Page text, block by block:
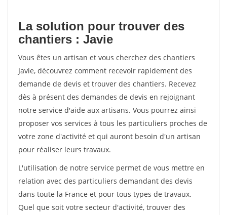
La solution pour trouver des
chantiers : Javie
Vous êtes un artisan et vous cherchez des chantiers
Javie, découvrez comment recevoir rapidement des
demande de devis et trouver des chantiers. Recevez
dès à présent des demandes de devis en rejoignant
notre service d'aide aux artisans. Vous pourrez ainsi
proposer vos services à tous les particuliers proches de
votre zone d'activité et qui auront besoin d'un artisan
pour réaliser leurs travaux.
L'utilisation de notre service permet de vous mettre en
relation avec des particuliers demandant des devis
dans toute la France et pour tous types de travaux.
Quel que soit votre secteur d'activité, trouver des